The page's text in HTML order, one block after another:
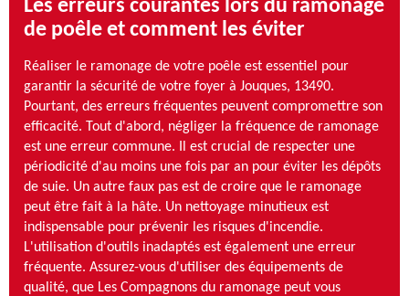
Les erreurs courantes lors du ramonage
de poêle et comment les éviter
Réaliser le ramonage de votre poêle est essentiel pour
garantir la sécurité de votre foyer à Jouques, 13490.
Pourtant, des erreurs fréquentes peuvent compromettre son
efficacité. Tout d'abord, négliger la fréquence de ramonage
est une erreur commune. Il est crucial de respecter une
périodicité d'au moins une fois par an pour éviter les dépôts
de suie. Un autre faux pas est de croire que le ramonage
peut être fait à la hâte. Un nettoyage minutieux est
indispensable pour prévenir les risques d'incendie.
L'utilisation d'outils inadaptés est également une erreur
fréquente. Assurez-vous d'utiliser des équipements de
qualité, que Les Compagnons du ramonage peut vous